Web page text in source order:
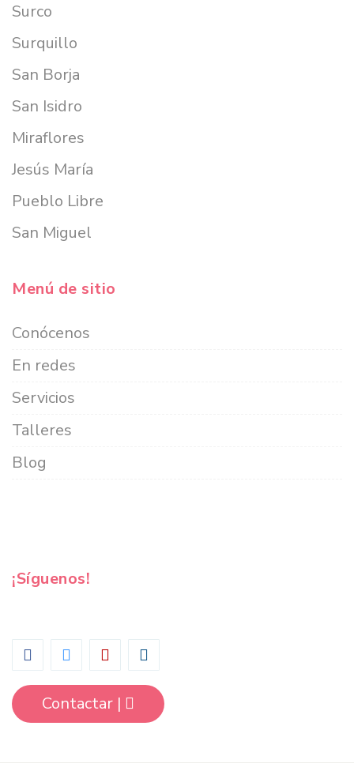
Surco
Surquillo
San Borja
San Isidro
Miraflores
Jesús María
Pueblo Libre
San Miguel
Menú de sitio
Conócenos
En redes
Servicios
Talleres
Blog
¡Síguenos!
Contactar |